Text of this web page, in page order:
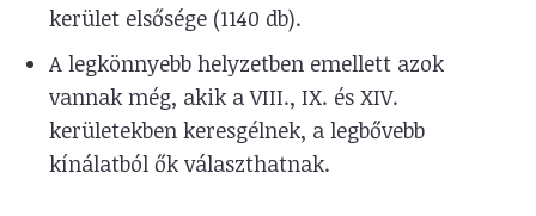
kerület elsősége (1140 db).
A legkönnyebb helyzetben emellett azok
vannak még, akik a VIII., IX. és XIV.
kerületekben keresgélnek, a legbővebb
kínálatból ők választhatnak.